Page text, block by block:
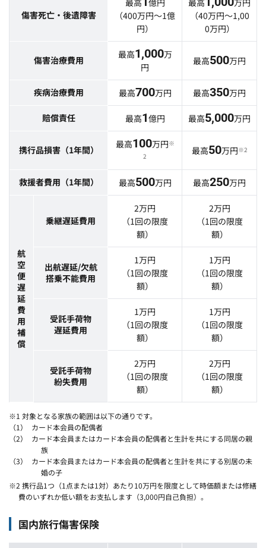
傷害死亡・後遺障害
最高 億円
（400万円～1億
円）
最高
万円
（40万円～1,00
0万円）
傷害治療費用 最高1,000万
円
最高500万円
疾病治療費用 最高700万円 最高350万円
賠償責任 最高1億円 最高5,000万円
携行品損害（1年間） 最高100万円※
2
最高50万円※2
救援者費用（1年間） 最高500万円 最高250万円
航
空
便
遅
延
費
用
補
償
乗継遅延費用
2万円
（1回の限度
額）
2万円
（1回の限度
額）
出航遅延/欠航
搭乗不能費用
1万円
（1回の限度
額）
1万円
（1回の限度
額）
受託手荷物
遅延費用
1万円
（1回の限度
額）
1万円
（1回の限度
額）
受託手荷物
紛失費用
2万円
（1回の限度
額）
2万円
（1回の限度
額）
※1 対象となる家族の範囲は以下の通りです。
カード本会員の配偶者
カード本会員またはカード本会員の配偶者と生計を共にする同居の親
族
カード本会員またはカード本会員の配偶者と生計を共にする別居の未
婚の子
※2 携行品1つ（1点または1対）あたり10万円を限度として時価額または修繕
費のいずれか低い額をお支払します（3,000円自己負担）。
国内旅行傷害保険